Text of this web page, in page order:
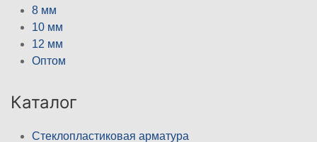
8 мм
10 мм
12 мм
Оптом
Каталог
Стеклопластиковая арматура